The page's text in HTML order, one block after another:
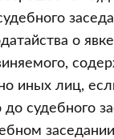
о
иных лиц,
до судебного